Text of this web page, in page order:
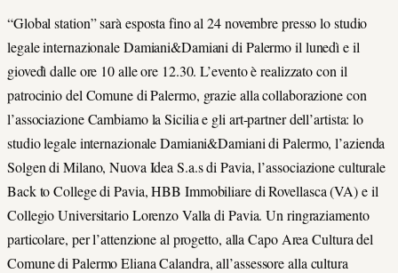
“Global station” sarà esposta fino al 24 novembre presso lo studio
legale internazionale Damiani&Damiani di Palermo il lunedì e il
giovedì dalle ore 10 alle ore 12.30. L’evento è realizzato con il
patrocinio del Comune di Palermo, grazie alla collaborazione con
l’associazione Cambiamo la Sicilia e gli art-partner dell’artista: lo
studio legale internazionale Damiani&Damiani di Palermo, l’azienda
Solgen di Milano, Nuova Idea S.a.s di Pavia, l’associazione culturale
Back to College di Pavia, HBB Immobiliare di Rovellasca (VA) e il
Collegio Universitario Lorenzo Valla di Pavia. Un ringraziamento
particolare, per l’attenzione al progetto, alla Capo Area Cultura del
Comune di Palermo Eliana Calandra, all’assessore alla cultura